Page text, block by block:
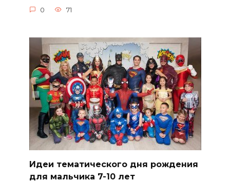
0 71
Идеи тематического дня рождения
для мальчика 7-10 лет